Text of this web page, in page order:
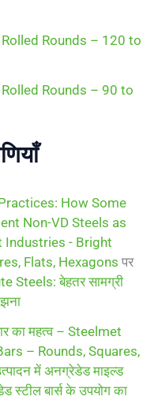
Rounds – 120 to
Rounds – 90 to
How Some
Non-VD Steels as
Industries - Bright
Flats, Hexagons पर
Steels: बेहतर सामग्री
का महत्व – Steelmet
– Rounds, Squares,
में अनग्रेडेड माइल्ड
स्टील बार्स के उपयोग का